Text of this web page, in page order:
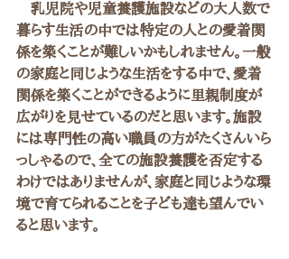
乳児院や児童養護施設などの大人数で
暮らす生活の中では特定の人との愛着関
係を築くことが難しいかもしれません。一般
の家庭と同じような生活をする中で、愛着
関係を築くことができるように里親制度が
広がりを見せているのだと思います。施設
には専門性の高い職員の方がたくさんいら
っしゃるので、全ての施設養護を否定する
わけではありませんが、家庭と同じような環
境で育てられることを子ども達も望んでい
ると思います。